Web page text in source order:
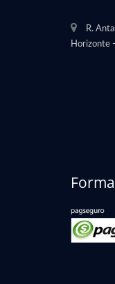
R.
Horizonte